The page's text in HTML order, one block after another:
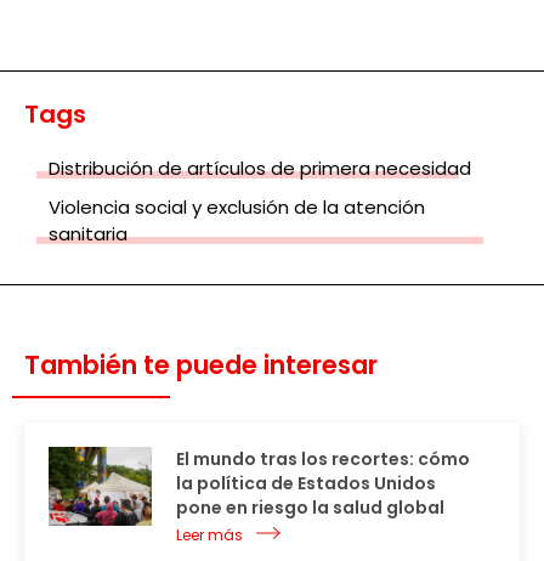
Tags
Distribución de artículos de primera necesidad
Violencia social y exclusión de la atención
sanitaria
También te puede interesar
El mundo tras los recortes: cómo
la política de Estados Unidos
pone en riesgo la salud global
Leer más